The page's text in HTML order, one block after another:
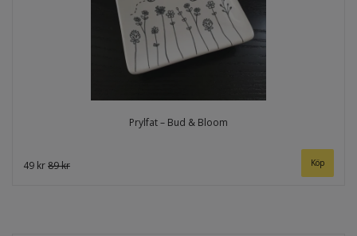
Prylfat – Bud & Bloom
49 kr89 kr